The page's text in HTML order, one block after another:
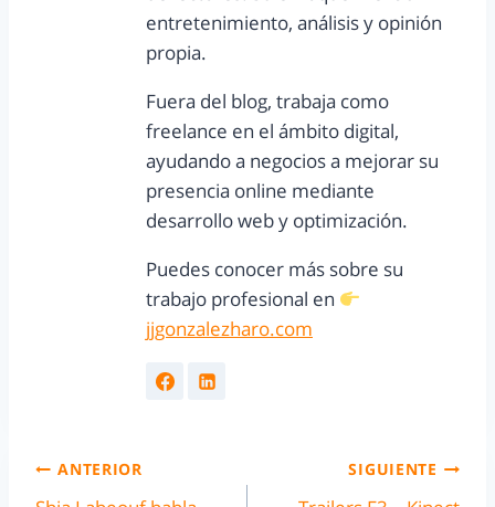
entretenimiento, análisis y opinión
propia.
Fuera del blog, trabaja como
freelance en el ámbito digital,
ayudando a negocios a mejorar su
presencia online mediante
desarrollo web y optimización.
Puedes conocer más sobre su
trabajo profesional en
jjgonzalezharo.com
ANTERIOR SIGUIENTE